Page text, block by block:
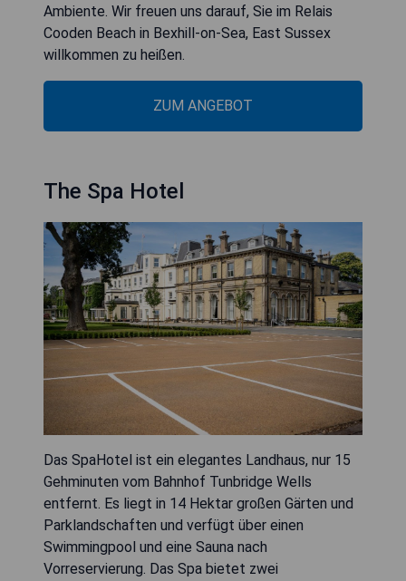
Ambiente. Wir freuen uns darauf, Sie im Relais
Cooden Beach in Bexhill-on-Sea, East Sussex
willkommen zu heißen.
ZUM ANGEBOT
The Spa Hotel
Das SpaHotel ist ein elegantes Landhaus, nur 15
Gehminuten vom Bahnhof Tunbridge Wells
entfernt. Es liegt in 14 Hektar großen Gärten und
Parklandschaften und verfügt über einen
Swimmingpool und eine Sauna nach
Vorreservierung. Das Spa bietet zwei